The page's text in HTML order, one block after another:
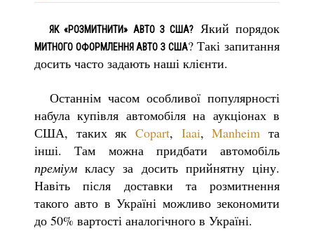
ЯК «РОЗМИТНИТИ» АВТО З США? Який порядок
МИТНОГО ОФОРМЛЕННЯ АВТО З США? Такі запитання
досить часто задають наші клієнти.
Останнім часом особливої популярності
набула купівля автомобіля на аукціонах в
США, таких як Copart, Iaai,Manheim та
інші. Там можна придбати автомобіль
преміум класу за досить прийнятну ціну.
Навіть після доставки та розмитнення
такого авто в Україні можливо зекономити
до 50% вартості аналогічного в Україні.